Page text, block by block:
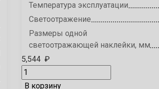
Температура эксплуатации
Светоотражение
Размеры одной
светоотражающей наклейки, мм
5,544 ₽
В корзину